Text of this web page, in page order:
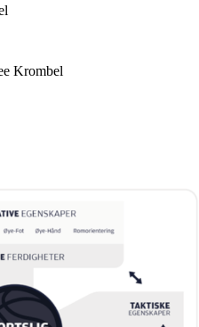
Krombel